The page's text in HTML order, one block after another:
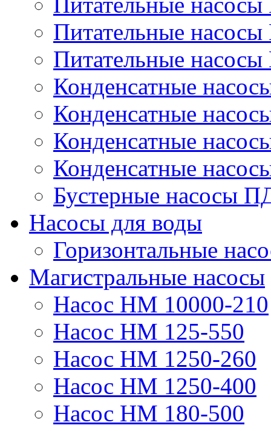
Питательные
Питательные
Конденсатные
Конденсатные
Конденсатные
Конденсатные
Бустерные насосы
Насосы для воды
Горизонтальные
Магистральные насосы
Насос НМ 10000-210
Насос НМ 125-550
Насос НМ 1250-260
Насос НМ 1250-400
Насос НМ 180-500